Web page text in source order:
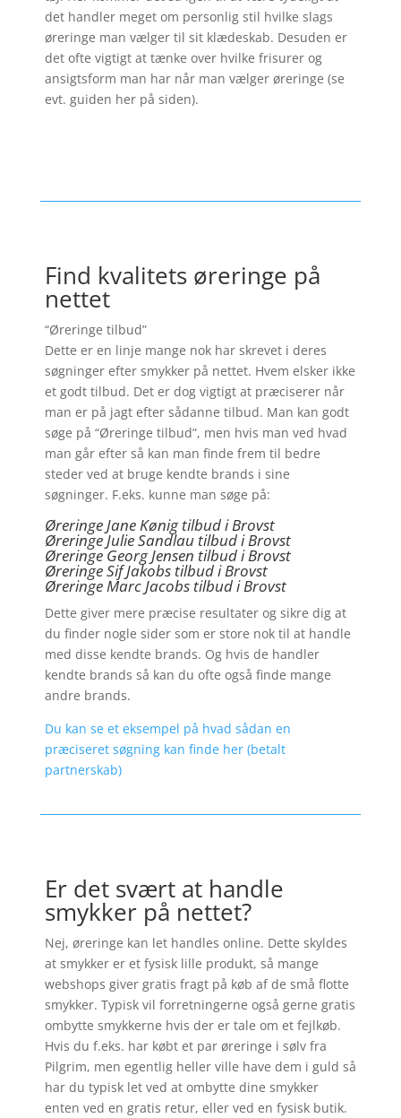
det handler meget om personlig stil hvilke slags
øreringe man vælger til sit klædeskab. Desuden er
det ofte vigtigt at tænke over hvilke frisurer og
ansigtsform man har når man vælger øreringe (se
evt. guiden her på siden).
Find kvalitets øreringe på
nettet
“Øreringe tilbud”
Dette er en linje mange nok har skrevet i deres
søgninger efter smykker på nettet. Hvem elsker ikke
et godt tilbud. Det er dog vigtigt at præciserer når
man er på jagt efter sådanne tilbud. Man kan godt
søge på “Øreringe tilbud”, men hvis man ved hvad
man går efter så kan man finde frem til bedre
steder ved at bruge kendte brands i sine
søgninger. F.eks. kunne man søge på:
Øreringe Jane Kønig tilbud i Brovst
Øreringe Julie Sandlau tilbud i Brovst
Øreringe Georg Jensen tilbud i Brovst
ØreringeSif Jakobs tilbud i Brovst
Øreringe Marc Jacobs tilbud i Brovst
Dette giver mere præcise resultater og sikre dig at
du finder nogle sider som er store nok til at handle
med disse kendte brands. Og hvis de handler
kendte brands så kan du ofte også finde mange
andre brands.
Du kan se et eksempel på hvad sådan en
præciseret søgning kan finde her (betalt
partnerskab)
Er det svært at handle
smykker på nettet?
Nej, øreringe kan let handles online. Dette skyldes
at smykker er et fysisk lille produkt, så mange
webshops giver gratis fragt på køb af de små flotte
smykker. Typisk vil forretningerne også gerne gratis
ombytte smykkerne hvis der er tale om et fejlkøb.
Hvis du f.eks. har købt et par øreringe i sølv fra
Pilgrim, men egentlig heller ville have dem i guld så
har du typisk let ved at ombytte dine smykker
enten ved en gratis retur, eller ved en fysisk butik.